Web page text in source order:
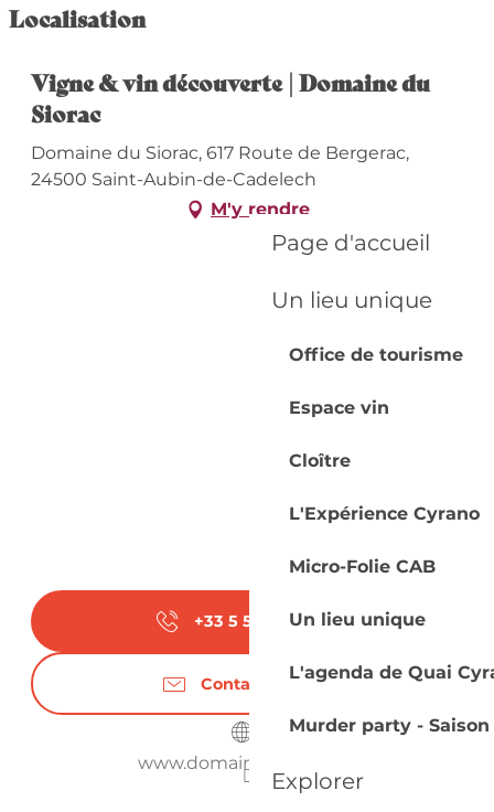
Page d'accueil
Un lieu unique
Office de tourisme
Espace vin
Cloître
L'Expérience Cyrano
Micro-Folie CAB
Un lieu unique
L'agenda de Quai
Murder party - Saison
Explorer
Localisation
Vigne & vin découverte | Domaine du
Siorac
Domaine du Siorac, 617 Route de Bergerac,
24500 Saint-Aubin-de-Cadelech
M'y rendre
+33 5 53 74 52 ▒▒
Contactez-nous
www.domainedusiorac.fr